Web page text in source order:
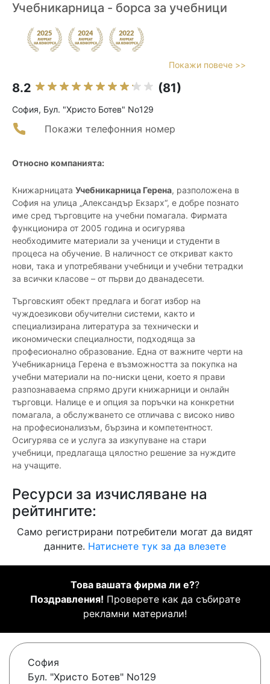
Учебникарница - борса за учебници
Покажи повече >>
8.2 (81)
София, Бул. "Христо Ботев" No129
Покажи телефонния номер
Относно компанията:
Книжарницата Учебникарница Герена, разположена в
София на улица „Александър Екзарх“, е добре познато
име сред търговците на учебни помагала. Фирмата
функционира от 2005 година и осигурява
необходимите материали за ученици и студенти в
процеса на обучение. В наличност се откриват както
нови, така и употребявани учебници и учебни тетрадки
за всички класове – от първи до дванадесети.
Търговският обект предлага и богат избор на
чуждоезикови обучителни системи, както и
специализирана литература за технически и
икономически специалности, подходяща за
професионално образование. Една от важните черти на
Учебникарница Герена е възможността за покупка на
учебни материали на по-ниски цени, което я прави
разпознаваема спрямо други книжарници и онлайн
търговци. Налице е и опция за поръчки на конкретни
помагала, а обслужването се отличава с високо ниво
на професионализъм, бързина и компетентност.
Осигурява се и услуга за изкупуване на стари
учебници, предлагаща цялостно решение за нуждите
на учащите.
Ресурси за изчисляване на
рейтингите:
Само регистрирани потребители могат да видят
данните. Натиснете тук за да влезете
Това вашата фирма ли е??
Поздравления! Проверете как да събирате
рекламни материали!
София
Бул. "Христо Ботев" No129